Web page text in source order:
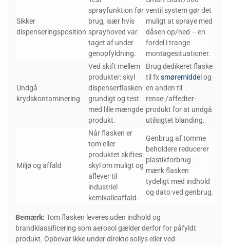
Sikker
dispenseringsposition
sprayfunktion før
brug, især hvis
sprayhoved var
taget af under
genopfyldning.
ventil system gør det
muligt at spraye med
dåsen op/ned – en
fordel i trange
montagesituationer.
Undgå
krydskontaminering
Ved skift mellem
produkter: skyl
dispenserflasken
grundigt og test
med lille mængde
produkt.
Brug dedikeret flaske
til fxsmøremiddel og
en anden til
rense-/affedter-
produkt for at undgå
utilsigtet blanding.
Miljø og affald
Når flasken er
tom eller
produktet skiftes:
skyl om muligt og
aflever til
industriel
kemikalieaffald.
Genbrug af tomme
beholdere reducerer
plastikforbrug –
mærk flasken
tydeligt med indhold
og dato ved genbrug.
Bemærk: Tom flasken leveres uden indhold og
brandklassificering som aerosol gælder derfor for påfyldt
produkt. Opbevar ikke under direkte sollys eller ved